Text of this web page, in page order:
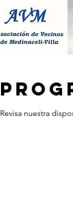
Revisa nuestra